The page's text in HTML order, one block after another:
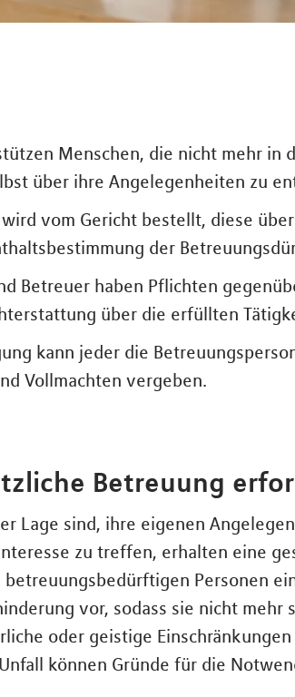
Menschen, die nicht mehr in
über ihre Angelegenheiten zu
vom Gericht bestellt, diese
der
Betreuer haben Pflichten
über die erfüllten
kann jeder die
Vollmachten vergeben.
Betreuung
Lage sind, ihre eigenen
zu treffen, erhalten eine
Personen
vor, sodass sie nicht mehr
oder geistige
können Gründe für die